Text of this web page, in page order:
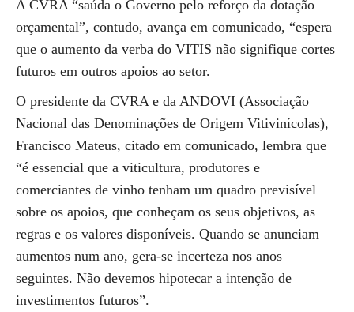
A CVRA “saúda o Governo pelo reforço da dotação
orçamental”, contudo, avança em comunicado, “espera
que o aumento da verba do VITIS não signifique cortes
futuros em outros apoios ao setor.
O presidente da CVRA e da ANDOVI (Associação
Nacional das Denominações de Origem Vitivinícolas),
Francisco Mateus, citado em comunicado, lembra que
“é essencial que a viticultura, produtores e
comerciantes de vinho tenham um quadro previsível
sobre os apoios, que conheçam os seus objetivos, as
regras e os valores disponíveis. Quando se anunciam
aumentos num ano, gera-se incerteza nos anos
seguintes. Não devemos hipotecar a intenção de
investimentos futuros”.